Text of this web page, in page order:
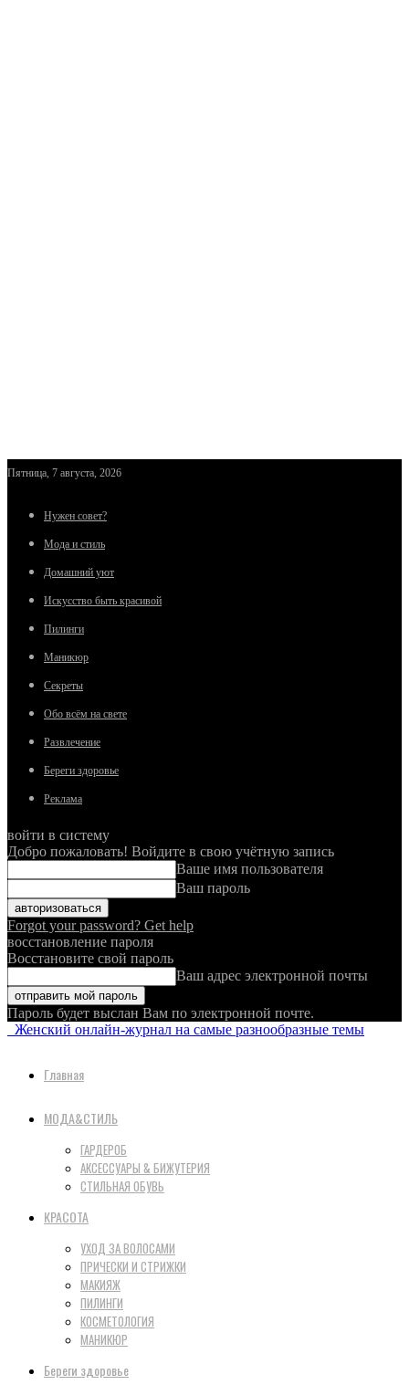
Пятница, 7 августа, 2026
Нужен совет?
Мода и стиль
Домашний уют
Искусство быть красивой
Пилинги
Маникюр
Секреты
Обо всём на свете
Развлечение
Береги здоровье
Реклама
войти в систему
Добро пожаловать! Войдите в свою учётную запись
Ваше имя пользователя
Ваш пароль
Forgot your password? Get help
восстановление пароля
Восстановите свой пароль
Ваш адрес электронной почты
Пароль будет выслан Вам по электронной почте.
Женский онлайн-журнал на самые разнообразные темы
Главная
МОДА&СТИЛЬ
ГАРДЕРОБ
АКСЕССУАРЫ & БИЖУТЕРИЯ
СТИЛЬНАЯ ОБУВЬ
КРАСОТА
УХОД ЗА ВОЛОСАМИ
ПРИЧЕСКИ И СТРИЖКИ
МАКИЯЖ
ПИЛИНГИ
КОСМЕТОЛОГИЯ
МАНИКЮР
Береги здоровье